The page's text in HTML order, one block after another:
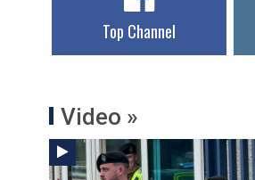
Top Channel
Video »